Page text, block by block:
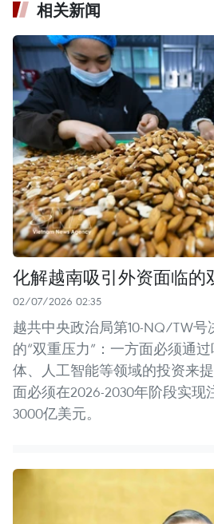
相关新闻
化解越南吸引外资面临的
02/07/2026 02:35
越共中央政治局第10-NQ/TW
的“双重压力”：一方面必须通
体、人工智能等领域的投资来
面必须在2026-2030年阶段实现
3000亿美元。